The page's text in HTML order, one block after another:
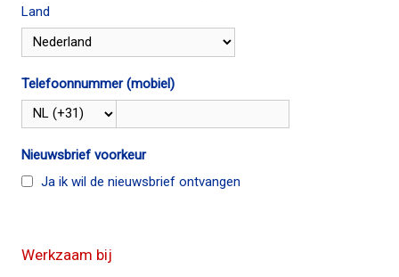
Land
Telefoonnummer (mobiel)
Nieuwsbrief voorkeur
Ja ik wil de nieuwsbrief ontvangen
Werkzaam bij